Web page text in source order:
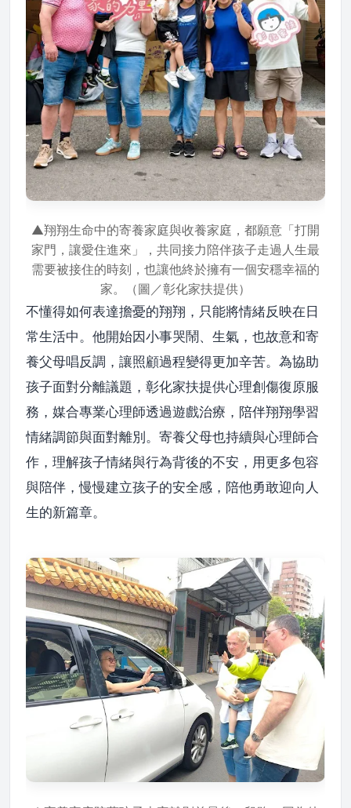
▲翔翔生命中的寄養家庭與收養家庭，都願意「打開
家門，讓愛住進來」，共同接力陪伴孩子走過人生最
需要被接住的時刻，也讓他終於擁有一個安穩幸福的
家。（圖／彰化家扶提供）
不懂得如何表達擔憂的翔翔，只能將情緒反映在日
常生活中。他開始因小事哭鬧、生氣，也故意和寄
養父母唱反調，讓照顧過程變得更加辛苦。為協助
孩子面對分離議題，彰化家扶提供心理創傷復原服
務，媒合專業心理師透過遊戲治療，陪伴翔翔學習
情緒調節與面對離別。寄養父母也持續與心理師合
作，理解孩子情緒與行為背後的不安，用更多包容
與陪伴，慢慢建立孩子的安全感，陪他勇敢迎向人
生的新篇章。